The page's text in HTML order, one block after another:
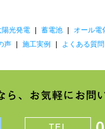
陽光発電 | 蓄電池 |
オール電
声 | 施工実例 | よくある質問